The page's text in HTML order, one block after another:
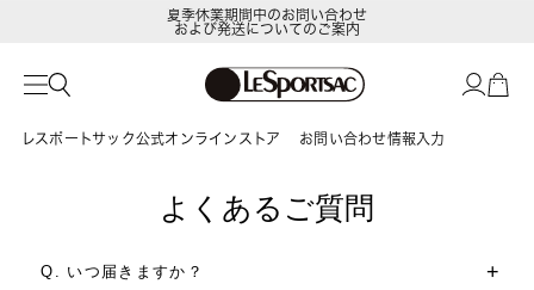
夏季休業期間中のお問い合わせ
および発送についてのご案内
レスポートサック公式オンラインストア お問い合わせ情報入力
よくあるご質問
Q. いつ届きますか？